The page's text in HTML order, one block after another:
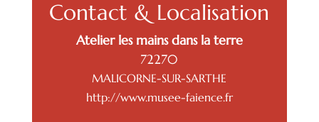
Contact & Localisation
Atelier les mains dans la terre
72270
MALICORNE-SUR-SARTHE
http://www.musee-faience.fr